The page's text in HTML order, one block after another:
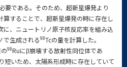
要である。そのため、超新星爆発より
算することで、超新星爆発の時に存在し
に、ニュートリノ原子核反応率を組み込
で生成される98Tcの量を計算した。
98Ruにβ崩壊する放射性同位体であ
短いため、太陽系形成時に存在していて